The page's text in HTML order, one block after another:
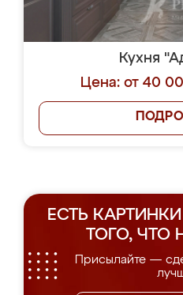
Кухня
Цена: от 40
ЕСТЬ
ТОГО, ЧТО
Присылайте —